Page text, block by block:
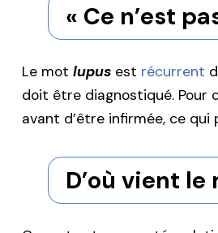
« Ce n’est
Le mot lupus est récurrent
doit être diagnostiqué. Pour
avant d’être infirmée, ce
D’où vient